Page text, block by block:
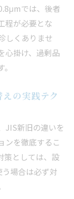
では、後者
程が必要とな
しくありませ
心掛け、過剰品
の実践テク
JIS新旧の違いを
ンを徹底するこ
策としては、設
場合は必ず対